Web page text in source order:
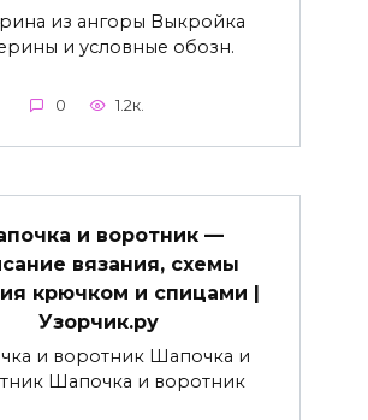
из ангоры Выкройка
и условные обозн.
0 1.2к.
и воротник —
вязания, схемы
крючком и спицами |
Узорчик.ру
и воротник Шапочка и
Шапочка и воротник